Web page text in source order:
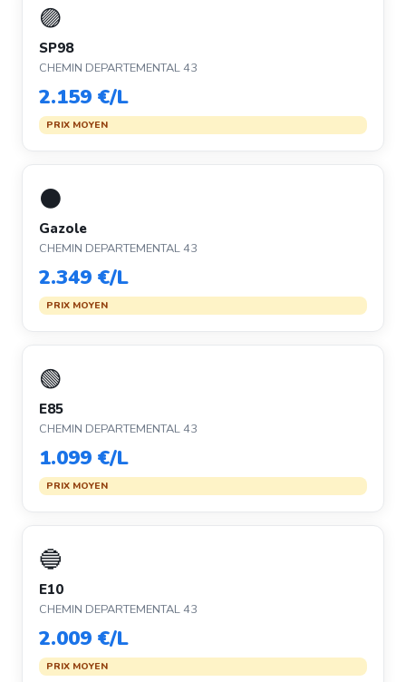
🟣
SP98
CHEMIN DEPARTEMENTAL 43
2.159 €/L
PRIX MOYEN
⚫
Gazole
CHEMIN DEPARTEMENTAL 43
2.349 €/L
PRIX MOYEN
🟢
E85
CHEMIN DEPARTEMENTAL 43
1.099 €/L
PRIX MOYEN
🔵
E10
CHEMIN DEPARTEMENTAL 43
2.009 €/L
PRIX MOYEN